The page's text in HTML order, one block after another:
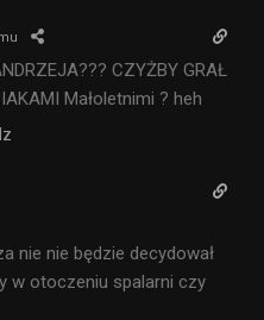
CZYŻBY GRAŁ
Małoletnimi ? heh
nie nie będzie decydował
w otoczeniu spalarni czy